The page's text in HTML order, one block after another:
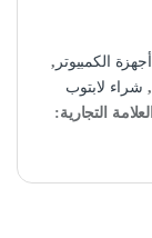
أجهزة الكمبيوتر ,
, شراء لابتوب
العلامة التجارية: